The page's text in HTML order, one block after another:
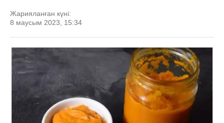
Жарияланған күні:
8 маусым 2023, 15:34